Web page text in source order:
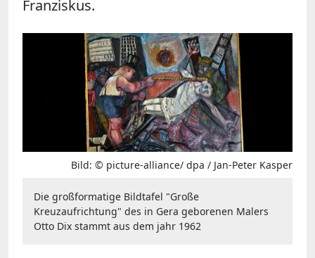
Franziskus.
Bild: © picture-alliance/ dpa / Jan-Peter Kasper
Die großformatige Bildtafel "Große
Kreuzaufrichtung" des in Gera geborenen Malers
Otto Dix stammt aus dem jahr 1962